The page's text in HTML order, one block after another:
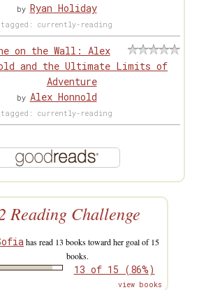
by Ryan Holiday
tagged: currently-reading
on the Wall: Alex
and the Ultimate Limits of
Adventure
by Alex Honnold
tagged: currently-reading
Reading Challenge
has read 13 books toward her goal of 15
books.
13 of 15 (86%)
view books